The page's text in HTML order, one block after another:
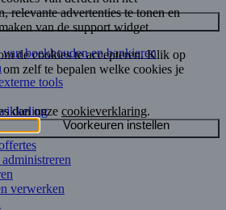
boekhouden en bankieren
tools
verwerken